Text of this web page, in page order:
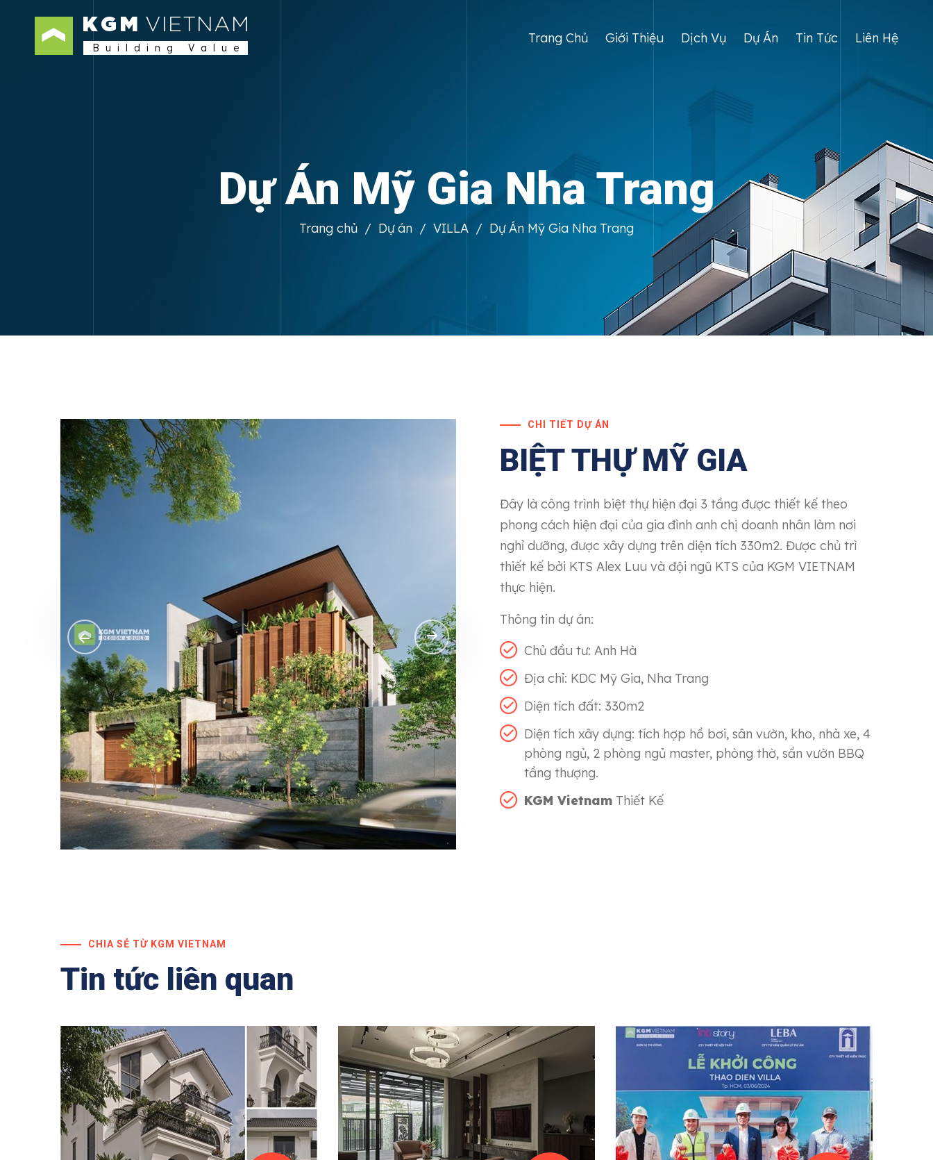
KGM VIETNAM
Building Value
Trang Chủ Giới Thiệu Dịch Vụ Dự Án Tin Tức Liên Hệ
Dự Án Mỹ Gia Nha Trang
Trang chủ / Dự án / VILLA / Dự Án Mỹ Gia Nha Trang
CHI TIẾT DỰ ÁN
BIỆT THỰ MỸ GIA
Đây là công trình biệt thự hiện đại 3 tầng được thiết kế theo
phong cách hiện đại của gia đình anh chị doanh nhân làm nơi
nghỉ dưỡng, được xây dựng trên diện tích 330m2. Được chủ trì
thiết kế bởi KTS Alex Luu và đội ngũ KTS của KGM VIETNAM
thực hiện.
Thông tin dự án:
Chủ đầu tư: Anh Hà
Địa chỉ: KDC Mỹ Gia, Nha Trang
Diện tích đất: 330m2
Diện tích xây dựng: tích hợp hồ bơi, sân vườn, kho, nhà xe, 4
phòng ngủ, 2 phòng ngủ master, phòng thờ, sần vườn BBQ
tầng thượng.
KGM Vietnam Thiết Kế
CHIA SẺ TỪ KGM VIETNAM
Tin tức liên quan